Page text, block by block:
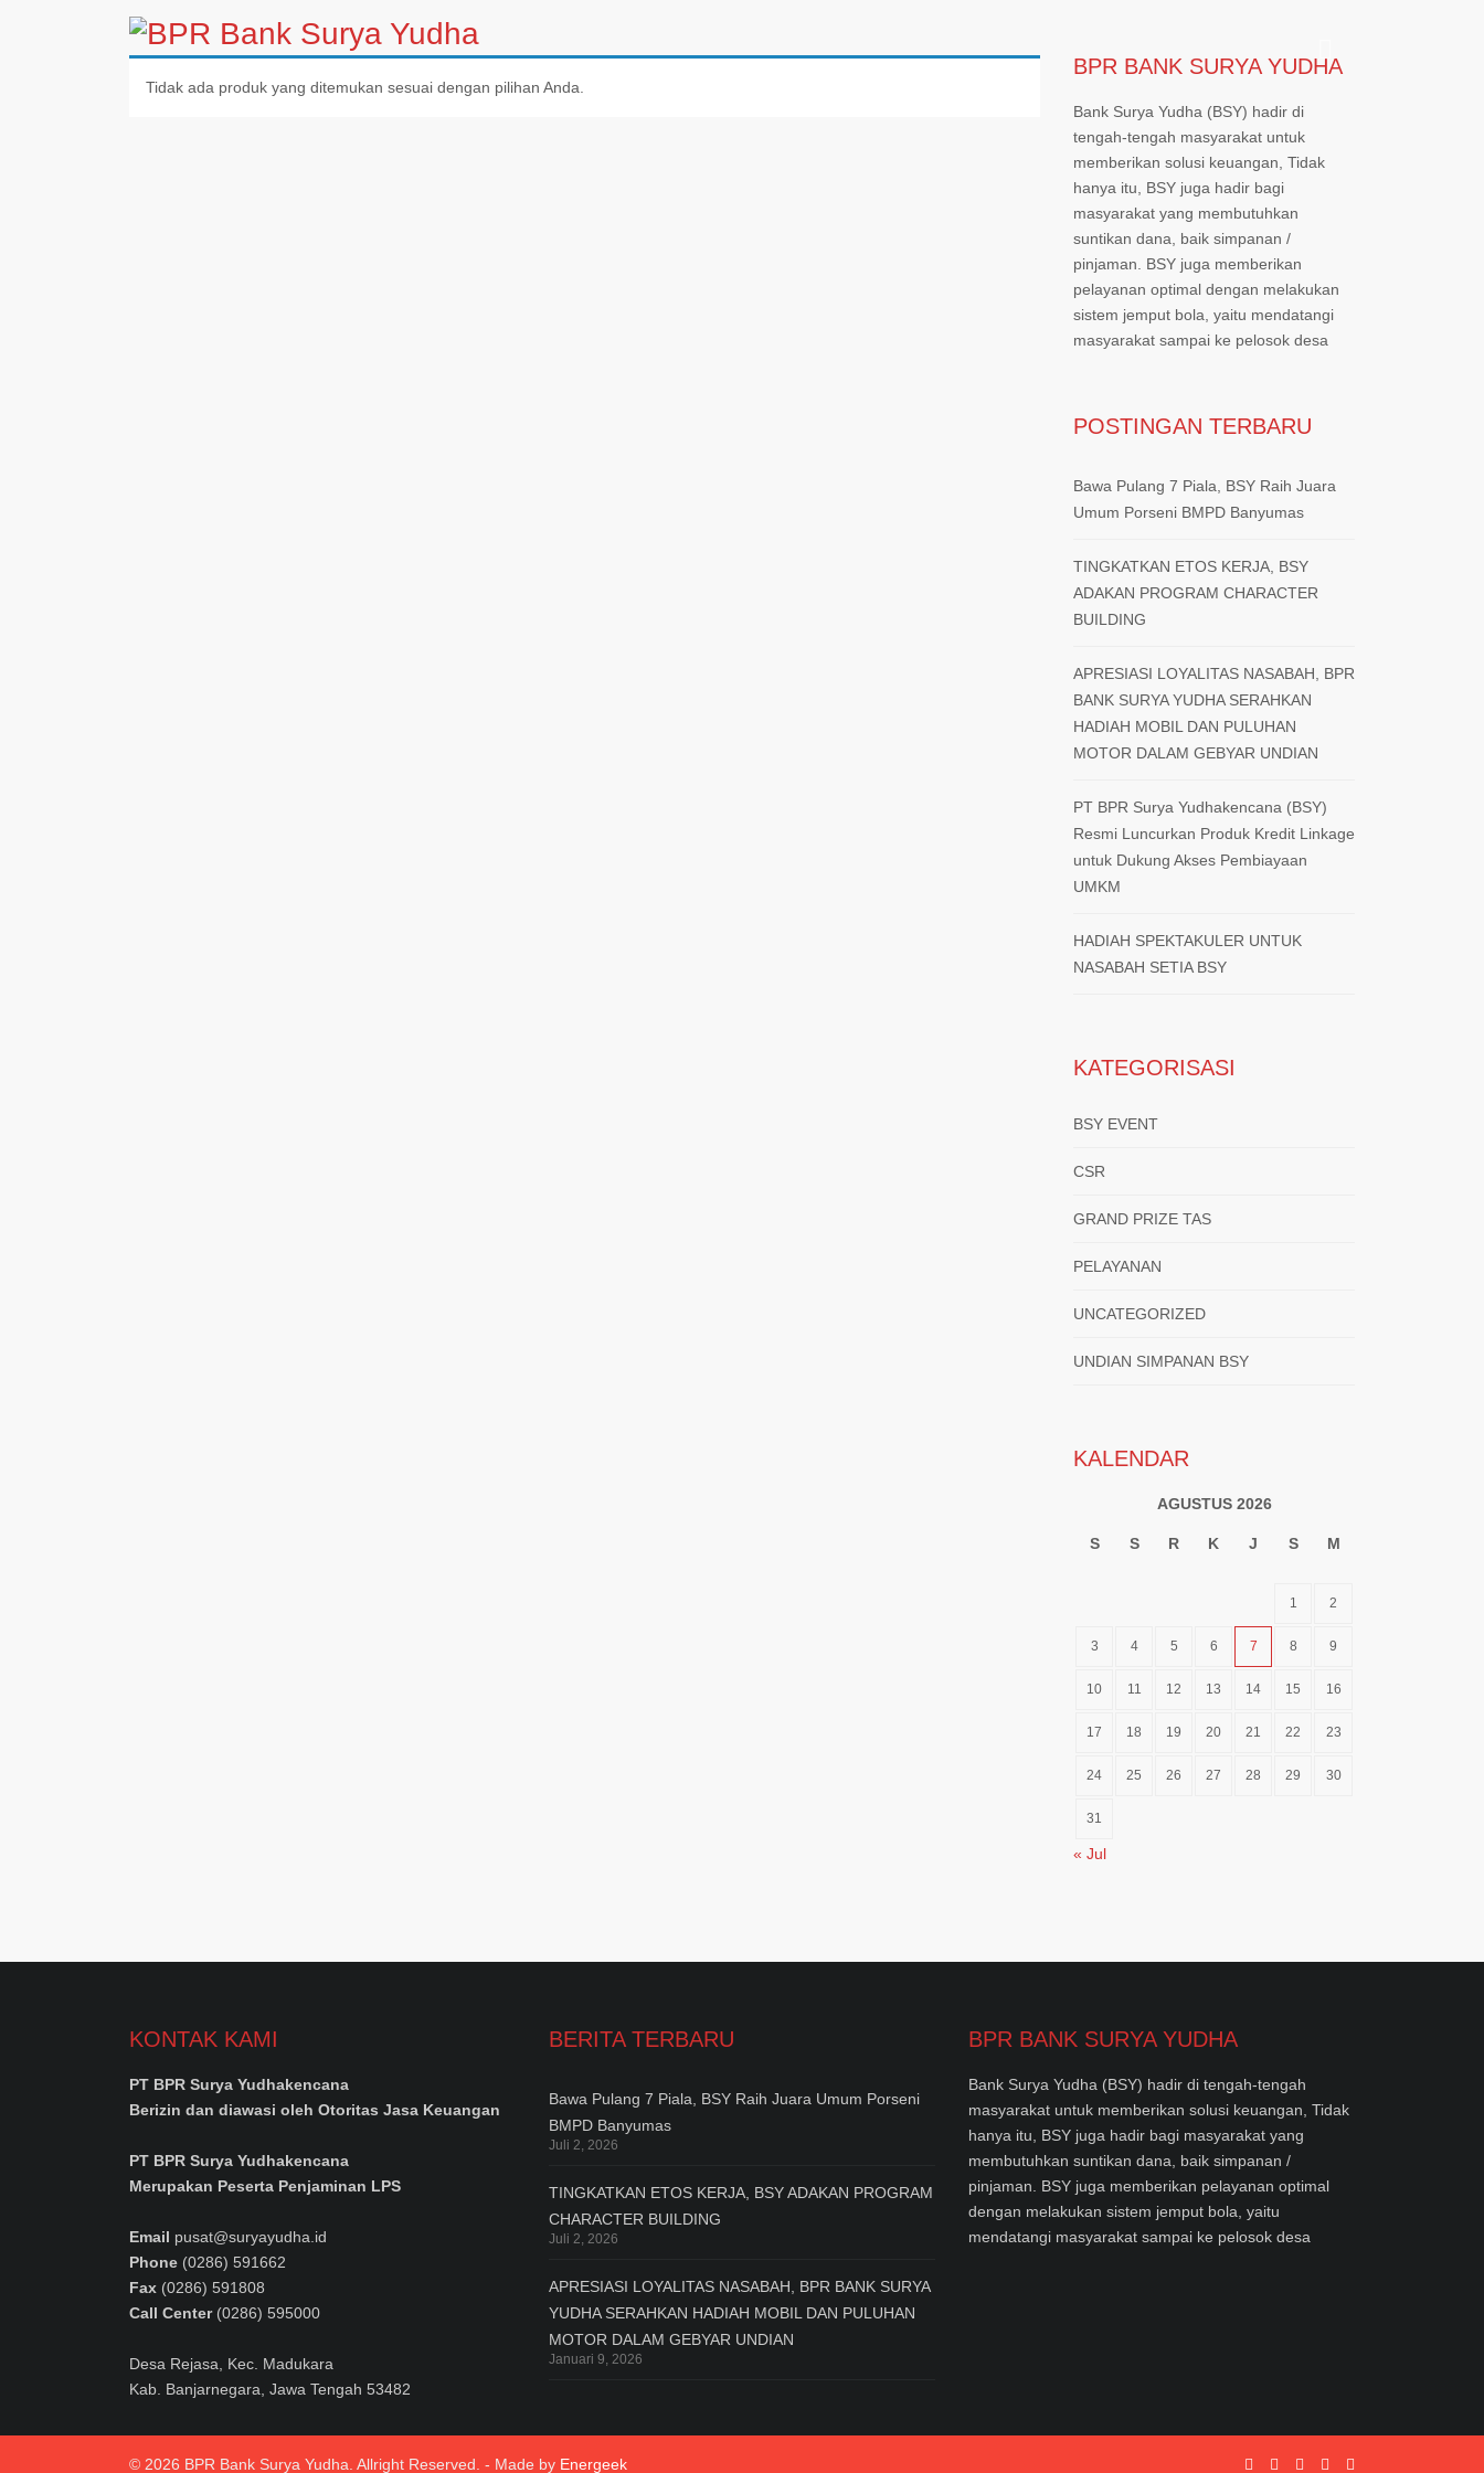
Tidak ada produk yang ditemukan sesuai dengan pilihan Anda.
BPR BANK SURYA YUDHA
Bank Surya Yudha (BSY) hadir di
tengah-tengah masyarakat untuk
memberikan solusi keuangan, Tidak
hanya itu, BSY juga hadir bagi
masyarakat yang membutuhkan
suntikan dana, baik simpanan /
pinjaman. BSY juga memberikan
pelayanan optimal dengan melakukan
sistem jemput bola, yaitu mendatangi
masyarakat sampai ke pelosok desa
POSTINGAN TERBARU
Bawa Pulang 7 Piala, BSY Raih Juara
Umum Porseni BMPD Banyumas
TINGKATKAN ETOS KERJA, BSY
ADAKAN PROGRAM CHARACTER
BUILDING
APRESIASI LOYALITAS NASABAH, BPR
BANK SURYA YUDHA SERAHKAN
HADIAH MOBIL DAN PULUHAN
MOTOR DALAM GEBYAR UNDIAN
PT BPR Surya Yudhakencana (BSY)
Resmi Luncurkan Produk Kredit Linkage
untuk Dukung Akses Pembiayaan
UMKM
HADIAH SPEKTAKULER UNTUK
NASABAH SETIA BSY
KATEGORISASI
BSY EVENT
CSR
GRAND PRIZE TAS
PELAYANAN
UNCATEGORIZED
UNDIAN SIMPANAN BSY
KALENDAR
AGUSTUS 2026
S S R K J S M
1 2
3 4 5 6 7 8 9
10 11 12 13 14 15 16
17 18 19 20 21 22 23
24 25 26 27 28 29 30
31
« Jul
KONTAK KAMI
PT BPR Surya Yudhakencana
Berizin dan diawasi oleh Otoritas Jasa Keuangan
PT BPR Surya Yudhakencana
Merupakan Peserta Penjaminan LPS
Email pusat@suryayudha.id
Phone (0286) 591662
Fax (0286) 591808
Call Center(0286) 595000
Desa Rejasa, Kec. Madukara
Kab. Banjarnegara, Jawa Tengah 53482
BERITA TERBARU
Bawa Pulang 7 Piala, BSY Raih Juara Umum Porseni
BMPD Banyumas
Juli 2, 2026
TINGKATKAN ETOS KERJA, BSY ADAKAN PROGRAM
CHARACTER BUILDING
Juli 2, 2026
APRESIASI LOYALITAS NASABAH, BPR BANK SURYA
YUDHA SERAHKAN HADIAH MOBIL DAN PULUHAN
MOTOR DALAM GEBYAR UNDIAN
Januari 9, 2026
BPR BANK SURYA YUDHA
Bank Surya Yudha (BSY) hadir di tengah-tengah
masyarakat untuk memberikan solusi keuangan, Tidak
hanya itu, BSY juga hadir bagi masyarakat yang
membutuhkan suntikan dana, baik simpanan /
pinjaman. BSY juga memberikan pelayanan optimal
dengan melakukan sistem jemput bola, yaitu
mendatangi masyarakat sampai ke pelosok desa
© 2026 BPR Bank Surya Yudha. Allright Reserved. - Made by Energeek